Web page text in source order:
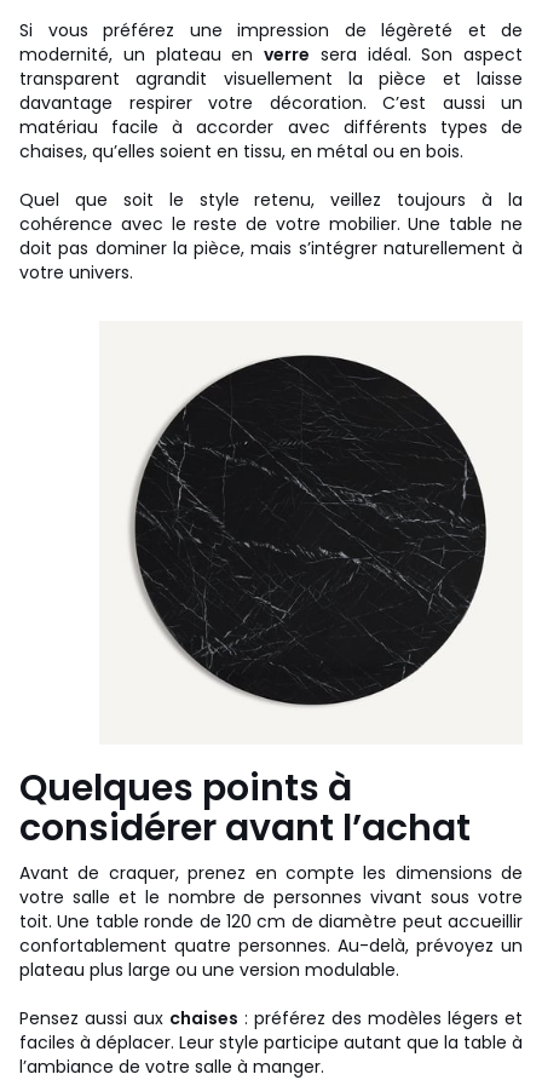
Si vous préférez une impression de légèreté et de
modernité, un plateau en verre sera idéal. Son aspect
transparent agrandit visuellement la pièce et laisse
davantage respirer votre décoration. C’est aussi un
matériau facile à accorder avec différents types de
chaises, qu’elles soient en tissu, en métal ou en bois.
Quel que soit le style retenu, veillez toujours à la
cohérence avec le reste de votre mobilier. Une table ne
doit pas dominer la pièce, mais s’intégrer naturellement à
votre univers.
Quelques points à
considérer avant l’achat
Avant de craquer, prenez en compte les dimensions de
votre salle et le nombre de personnes vivant sous votre
toit. Une table ronde de 120 cm de diamètre peut accueillir
confortablement quatre personnes. Au-delà, prévoyez un
plateau plus large ou une version modulable.
Pensez aussi aux chaises : préférez des modèles légers et
faciles à déplacer. Leur style participe autant que la table à
l’ambiance de votre salle à manger.